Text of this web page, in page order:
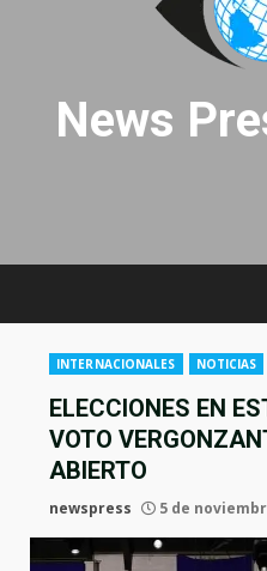
News
INTERNACIONALES NOTICIAS
ELECCIONES EN
VOTO
ABIERTO
newspress 5 de